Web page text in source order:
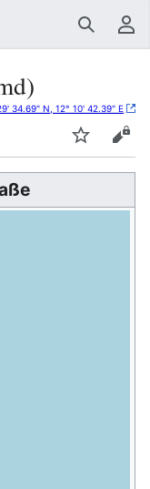
Suchen
34.69" N, 12° 10' 42.39" E